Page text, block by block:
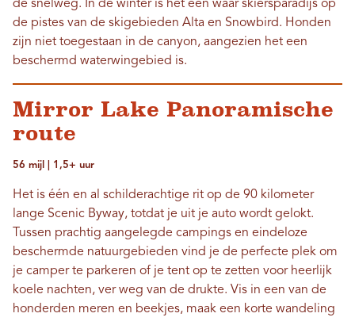
de snelweg. In de winter is het een waar skiërsparadijs op
de pistes van de skigebieden Alta en Snowbird. Honden
zijn niet toegestaan ​​in de canyon, aangezien het een
beschermd waterwingebied is.
Mirror Lake Panoramische
route
56 mijl | 1,5+ uur
Het is één en al schilderachtige rit op de 90 kilometer
lange Scenic Byway, totdat je uit je auto wordt gelokt.
Tussen prachtig aangelegde campings en eindeloze
beschermde natuurgebieden vind je de perfecte plek om
je camper te parkeren of je tent op te zetten voor heerlijk
koele nachten, ver weg van de drukte. Vis in een van de
honderden meren en beekjes, maak een korte wandeling